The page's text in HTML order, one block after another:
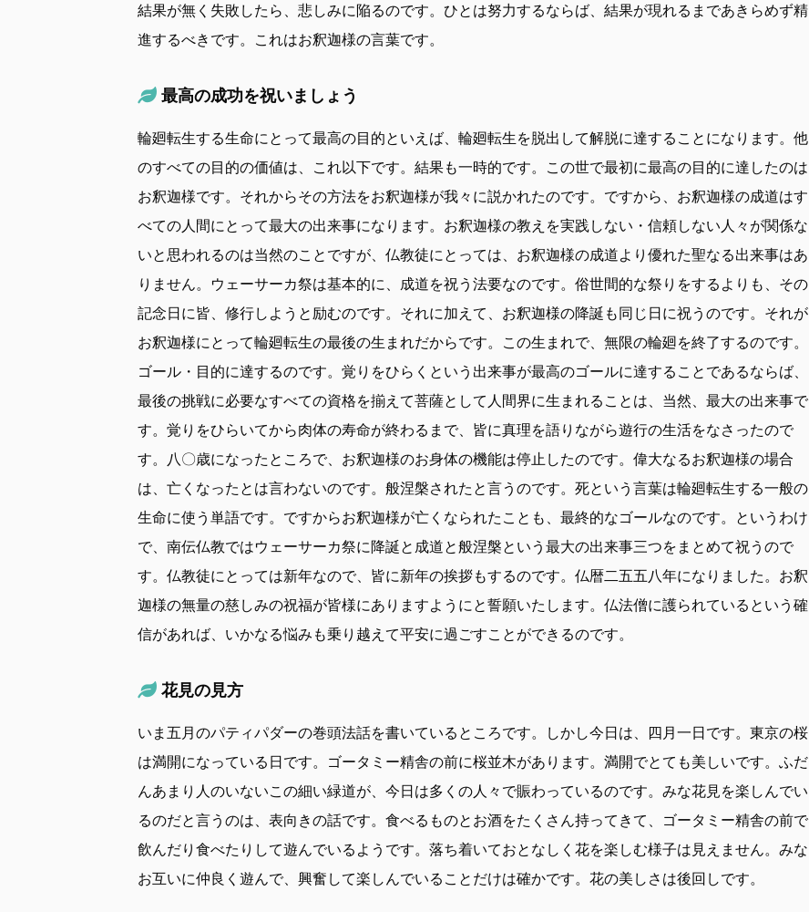
結果が無く失敗したら、悲しみに陥るのです。ひとは努力するならば、結果が現れるまであきらめず精
進するべきです。これはお釈迦様の言葉です。
最高の成功を祝いましょう
輪廻転生する生命にとって最高の目的といえば、輪廻転生を脱出して解脱に達することになります。他
のすべての目的の価値は、これ以下です。結果も一時的です。この世で最初に最高の目的に達したのは
お釈迦様です。それからその方法をお釈迦様が我々に説かれたのです。ですから、お釈迦様の成道はす
べての人間にとって最大の出来事になります。お釈迦様の教えを実践しない・信頼しない人々が関係な
いと思われるのは当然のことですが、仏教徒にとっては、お釈迦様の成道より優れた聖なる出来事はあ
りません。ウェーサーカ祭は基本的に、成道を祝う法要なのです。俗世間的な祭りをするよりも、その
記念日に皆、修行しようと励むのです。それに加えて、お釈迦様の降誕も同じ日に祝うのです。それが
お釈迦様にとって輪廻転生の最後の生まれだからです。この生まれで、無限の輪廻を終了するのです。
ゴール・目的に達するのです。覚りをひらくという出来事が最高のゴールに達することであるならば、
最後の挑戦に必要なすべての資格を揃えて菩薩として人間界に生まれることは、当然、最大の出来事で
す。覚りをひらいてから肉体の寿命が終わるまで、皆に真理を語りながら遊行の生活をなさったので
す。八〇歳になったところで、お釈迦様のお身体の機能は停止したのです。偉大なるお釈迦様の場合
は、亡くなったとは言わないのです。般涅槃されたと言うのです。死という言葉は輪廻転生する一般の
生命に使う単語です。ですからお釈迦様が亡くなられたことも、最終的なゴールなのです。というわけ
で、南伝仏教ではウェーサーカ祭に降誕と成道と般涅槃という最大の出来事三つをまとめて祝うので
す。仏教徒にとっては新年なので、皆に新年の挨拶もするのです。仏暦二五五八年になりました。お釈
迦様の無量の慈しみの祝福が皆様にありますようにと誓願いたします。仏法僧に護られているという確
信があれば、いかなる悩みも乗り越えて平安に過ごすことができるのです。
花見の見方
いま五月のパティパダーの巻頭法話を書いているところです。しかし今日は、四月一日です。東京の桜
は満開になっている日です。ゴータミー精舎の前に桜並木があります。満開でとても美しいです。ふだ
んあまり人のいないこの細い緑道が、今日は多くの人々で賑わっているのです。みな花見を楽しんでい
るのだと言うのは、表向きの話です。食べるものとお酒をたくさん持ってきて、ゴータミー精舎の前で
飲んだり食べたりして遊んでいるようです。落ち着いておとなしく花を楽しむ様子は見えません。みな
お互いに仲良く遊んで、興奮して楽しんでいることだけは確かです。花の美しさは後回しです。